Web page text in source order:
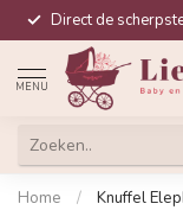
Direct de
MENU
Home / Knuffel